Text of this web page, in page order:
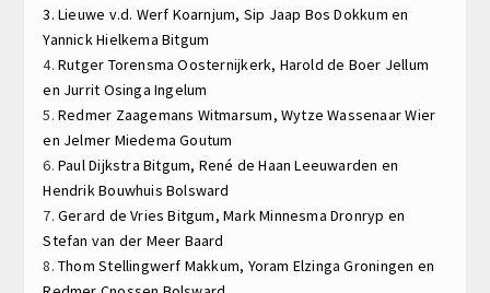
3.Lieuwe v.d. Werf Koarnjum, Sip Jaap BosDokkum en
Yannick Hielkema Bitgum
4.Rutger TorensmaOosternijkerk, Harold de Boer Jellum
en Jurrit Osinga Ingelum
5.Redmer Zaagemans Witmarsum, Wytze WassenaarWier
en Jelmer MiedemaGoutum
6.Paul Dijkstra Bitgum, René de HaanLeeuwarden en
Hendrik Bouwhuis Bolsward
7.Gerard de VriesBitgum,Mark MinnesmaDronryp en
Stefan van der Meer Baard
8.Thom Stellingwerf Makkum, Yoram ElzingaGroningen en